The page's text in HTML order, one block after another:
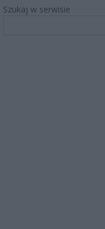
Szukaj w serwisie